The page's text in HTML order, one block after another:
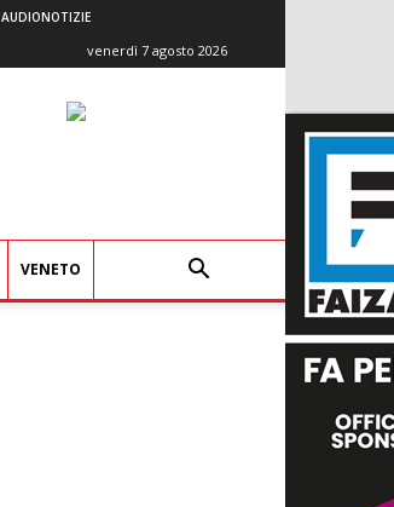
AUDIONOTIZIE
venerdì 7 agosto 2026
VENETO